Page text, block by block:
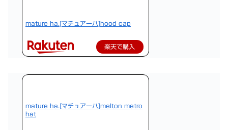
mature ha.[マチュアーハ]hood cap
楽天で購入
mature ha.[マチュアーハ]melton metro
hat